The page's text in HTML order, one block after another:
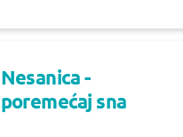
Nesanica -
poremećaj sna